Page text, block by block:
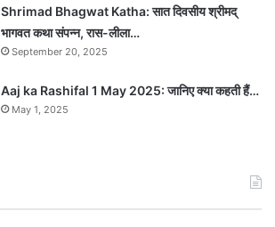
Shrimad Bhagwat Katha: सात दिवसीय श्रीमद्
भागवत कथा संपन्न, रास-लीला…
September 20, 2025
Aaj ka Rashifal 1 May 2025: जानिए क्या कहती हैं…
May 1, 2025